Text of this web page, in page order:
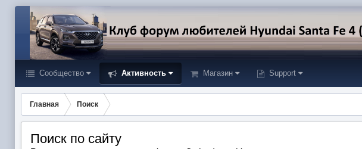
Сообщество Активность Магазин Support
Главная Поиск
Поиск по сайту